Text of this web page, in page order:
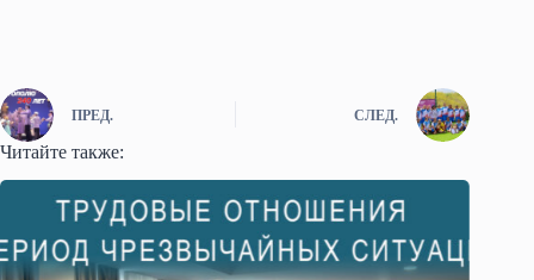
ПРЕД. СЛЕД.
Читайте также: